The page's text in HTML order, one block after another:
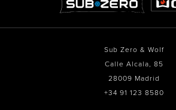
Sub Zero & Wolf
Calle Alcala, 85
28009 Madrid
+34 91 123 8580